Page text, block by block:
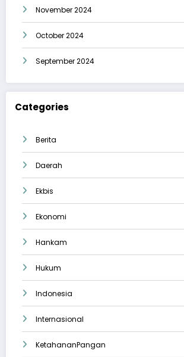
November 2024
October 2024
September 2024
Categories
Berita
Daerah
Ekbis
Ekonomi
Hankam
Hukum
Indonesia
Internasional
KetahananPangan